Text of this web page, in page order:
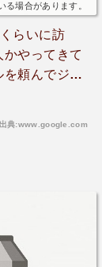
る場合があります。
らいに訪
やってきて
頼んでジョ
おや？っと
定食をいた
出典:www.google.com